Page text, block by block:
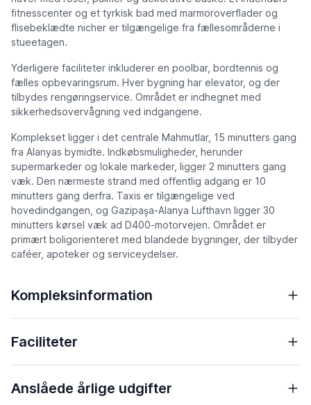
fitnesscenter og et tyrkisk bad med marmoroverflader og
flisebeklædte nicher er tilgængelige fra fællesområderne i
stueetagen.
Yderligere faciliteter inkluderer en poolbar, bordtennis og
fælles opbevaringsrum. Hver bygning har elevator, og der
tilbydes rengøringservice. Området er indhegnet med
sikkerhedsovervågning ved indgangene.
Komplekset ligger i det centrale Mahmutlar, 15 minutters gang
fra Alanyas bymidte. Indkøbsmuligheder, herunder
supermarkeder og lokale markeder, ligger 2 minutters gang
væk. Den nærmeste strand med offentlig adgang er 10
minutters gang derfra. Taxis er tilgængelige ved
hovedindgangen, og Gazipaşa-Alanya Lufthavn ligger 30
minutters kørsel væk ad D400-motorvejen. Området er
primært boligorienteret med blandede bygninger, der tilbyder
caféer, apoteker og serviceydelser.
Kompleksinformation
Faciliteter
Anslåede årlige udgifter